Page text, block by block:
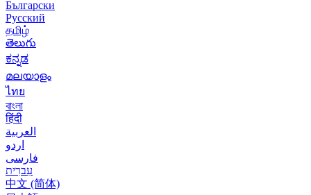
Български
Русский
தமிழ்
తెలుగు
ಕನ್ನಡ
മലയാളം
ไทย
বাংলা
हिंदी
العربية
اردو
فارسی
עִברִית
中文 (简体)